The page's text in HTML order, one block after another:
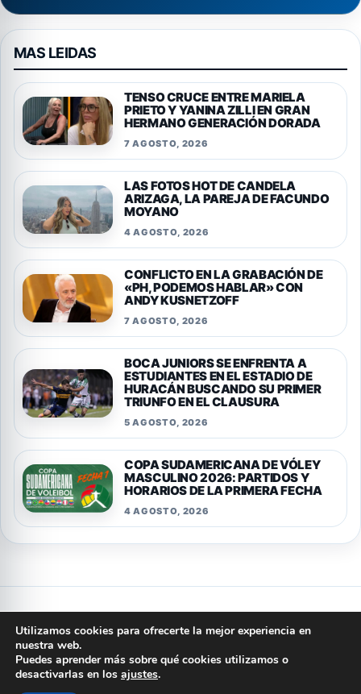
MAS LEIDAS
TENSO CRUCE ENTRE MARIELA
PRIETO Y YANINA ZILLI EN GRAN
HERMANO GENERACIÓN DORADA
7 AGOSTO, 2026
LAS FOTOS HOT DE CANDELA
ARIZAGA, LA PAREJA DE FACUNDO
MOYANO
4 AGOSTO, 2026
CONFLICTO EN LA GRABACIÓN DE
«PH, PODEMOS HABLAR» CON
ANDY KUSNETZOFF
7 AGOSTO, 2026
BOCA JUNIORS SE ENFRENTA A
ESTUDIANTES EN EL ESTADIO DE
HURACÁN BUSCANDO SU PRIMER
TRIUNFO EN EL CLAUSURA
5 AGOSTO, 2026
COPA SUDAMERICANA DE VÓLEY
MASCULINO 2026: PARTIDOS Y
HORARIOS DE LA PRIMERA FECHA
4 AGOSTO, 2026
PrivacidadCookiesTerminos y condicionesAviso legal
Quienes somosPolitica editorialContacto
© 2026 ARGENTINA PORTAL
Utilizamos cookies para ofrecerte la mejor experiencia en
nuestra web.
Puedes aprender más sobre qué cookies utilizamos o
desactivarlas en los ajustes.